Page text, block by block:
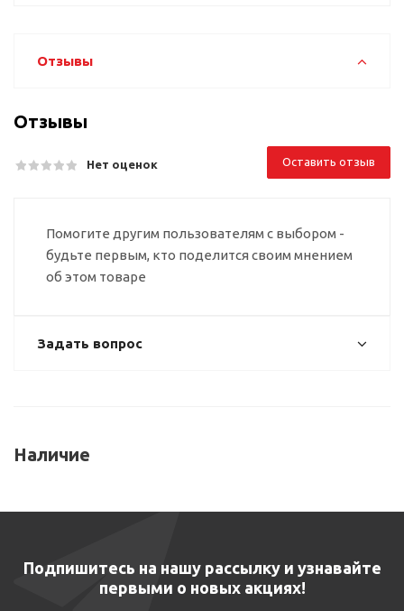
Отзывы
Отзывы
Нет оценок Оставить отзыв
Помогите другим пользователям с выбором -
будьте первым, кто поделится своим мнением
об этом товаре
Задать вопрос
Наличие
Подпишитесь на нашу рассылку и узнавайте
первыми о новых акциях!